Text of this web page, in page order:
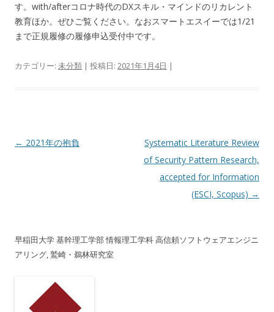
す。with/afterコロナ時代のDXスキル・マインドのリカレント
教育ほか。ぜひご覧ください。なおスマートエスイーでは1/21
まで正規履修の履修申込受付中です。
カテゴリー: 未分類 | 投稿日: 2021年1月4日 |
投稿ナビゲーション
← 2021年の抱負
Systematic Literature Review
of Security Pattern Research,
accepted for Information
(ESCI, Scopus) →
早稲田大学 基幹理工学部 情報理工学科 高信頼ソフトウェアエンジニ
アリング, 鷲崎・鵜林研究室